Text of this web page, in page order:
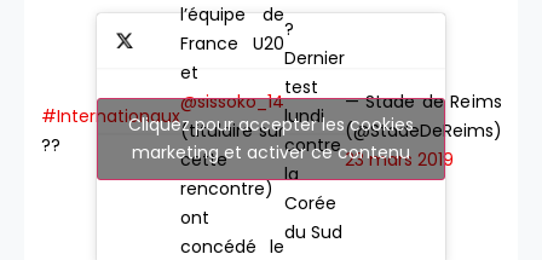
#Internationaux
??
l’équipe de
France U20
et
@sissoko_14
(titulaire sur
cette
rencontre)
ont
concédé le
?
Dernier
test
lundi
contre
la
Corée
du Sud
— Stade de Reims
(@StadeDeReims)
23 mars 2019
Cliquez pour accepter les cookies
marketing et activer ce contenu